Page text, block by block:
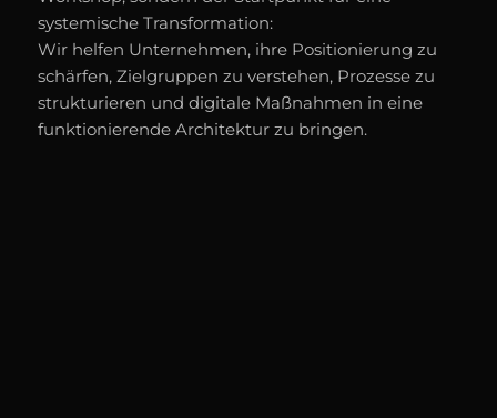
systemische Transformation:
Wir helfen Unternehmen, ihre Positionierung zu
schärfen, Zielgruppen zu verstehen, Prozesse zu
strukturieren und digitale Maßnahmen in eine
funktionierende Architektur zu bringen.